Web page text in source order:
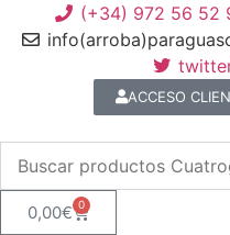
(+34) 972 56 52
ACCESO
0,00€ 0